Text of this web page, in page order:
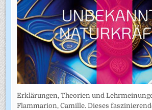
Erklärungen, Theorien und
Flammarion, Camille. Dieses